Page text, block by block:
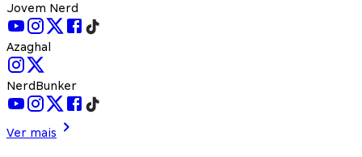
Jovem Nerd
Azaghal
NerdBunker
Ver mais